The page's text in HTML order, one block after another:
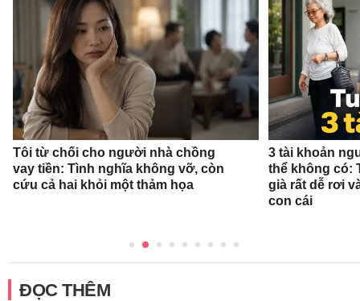
Tôi từ chối cho người nhà chồng
vay tiền: Tình nghĩa không vỡ, còn
cứu cả hai khỏi một thảm họa
3 tài khoản
thể không có:
già rất dễ rơi
con cái
ĐỌC THÊM